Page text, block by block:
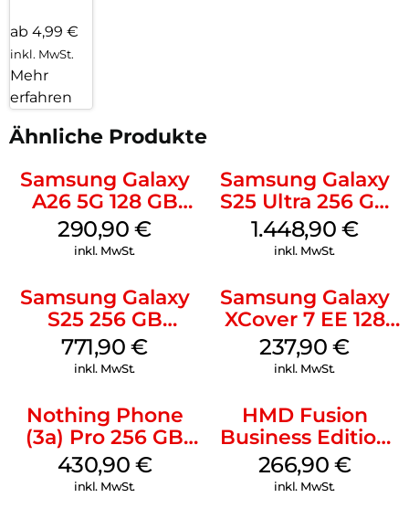
ab 4,99 €
inkl. MwSt.
Mehr
erfahren
Ähnliche Produkte
Samsung Galaxy
A26 5G 128 GB
White
290,90€
inkl. MwSt.
Samsung Galaxy
S25 Ultra 256 GB
Titanium
Silverblue
1.448,90 €
inkl. MwSt.
Samsung Galaxy
S25 256 GB
Icyblue
771,90€
inkl. MwSt.
Samsung Galaxy
XCover 7 EE 128
GB Black
237,90€
inkl. MwSt.
Nothing Phone
(3a) Pro 256 GB
Grey
430,90 €
inkl. MwSt.
HMD Fusion
Business Edition
256 GB Grey
266,90 €
inkl. MwSt.